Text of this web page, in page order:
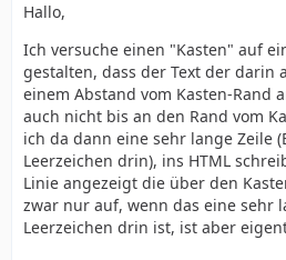
Hallo,
Ich versuche einen "Kasten" auf
gestalten, dass der Text der darin
einem Abstand vom Kasten-Rand
auch nicht bis an den Rand vom
ich da dann eine sehr lange Zeile
Leerzeichen drin), ins HTML
Linie angezeigt die über den
zwar nur auf, wenn das eine sehr
Leerzeichen drin ist, ist aber